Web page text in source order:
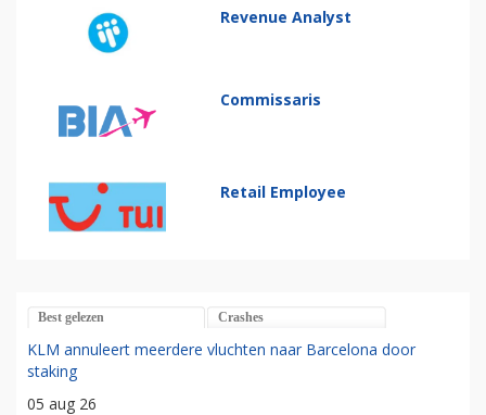
Revenue Analyst
Commissaris
Retail Employee
Best gelezen Crashes
KLM annuleert meerdere vluchten naar Barcelona door
staking
05 aug 26